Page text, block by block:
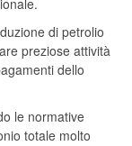
di petrolio
preziose attività
dello
le normative
totale molto